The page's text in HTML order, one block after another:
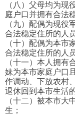
（八）父母均为现
庭户口并拥有合法
（九）配偶为现役
合法稳定住所的人
（十）配偶为本市
合法稳定住所的人
（十一）本人拥有
妹为本市家庭户口
作调动、下放农村
退休回到本市生活
（十二）被本市大
生；